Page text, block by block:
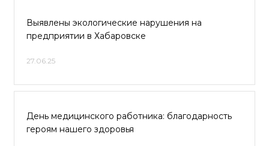
Выявлены экологические нарушения на
предприятии в Хабаровске
27.06.25
День медицинского работника: благодарность
героям нашего здоровья